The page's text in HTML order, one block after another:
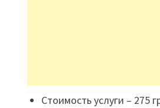
Стоимость услуги – 275